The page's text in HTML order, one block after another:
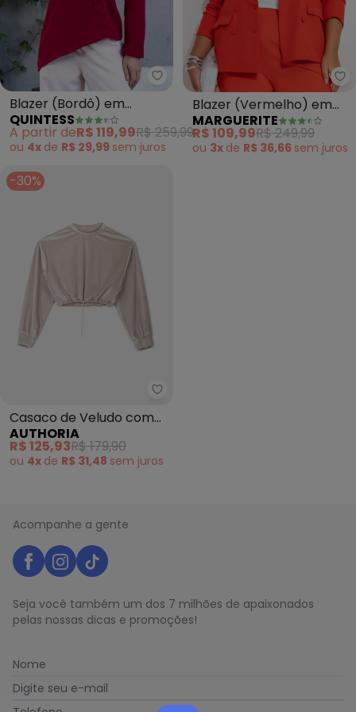
Quintess - Blazer (Bordô) em
Blazer (Bordô) em
Alfaiataria Forrado
QUINTESS
A partir deR$ 119,99R$ 259,99
ou 4x de R$ 29,99 sem juros
Blazer (Vermelho) em
Crepe Plano
MARGUERITE
R$ 109,99R$ 249,99
ou 3x de R$ 36,66 sem juros
-30%
Authoria - Casaco de Veludo
Casaco de Veludo com
Amarração (Cru)
AUTHORIA
R$ 125,93R$ 179,90
ou 4x de R$ 31,48 sem juros
Acompanhe a gente
Seja você também um dos 7 milhões de apaixonados
pelas nossas dicas e promoções!
Nome
Digite seu e-mail